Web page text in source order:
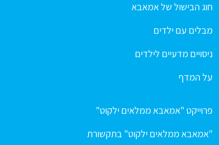
חוג הבישול של אמאבא
מבלים עם ילדים
ניסויים מדעיים לילדים
על המדף
פרוייקט "אמאבא ממלאים ילקוט"
"אמאבא ממלאים ילקוט" בתקשורת